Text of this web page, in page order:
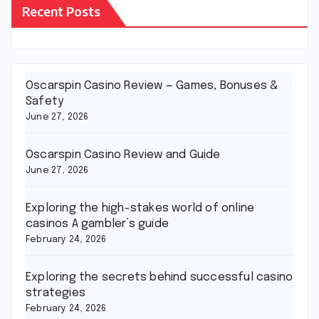
Recent Posts
Oscarspin Casino Review — Games, Bonuses &
Safety
June 27, 2026
Oscarspin Casino Review and Guide
June 27, 2026
Exploring the high-stakes world of online
casinos A gambler’s guide
February 24, 2026
Exploring the secrets behind successful casino
strategies
February 24, 2026